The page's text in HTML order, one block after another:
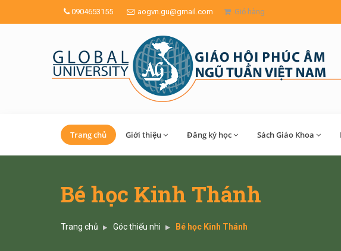
0904653155 aogvn.gu@gmail.com Giỏ hàng
Trang chủ Giới thiệu Đăng ký học Sách Giáo Khoa
Bé học Kinh Thánh
Trang chủ Góc thiếu nhi Bé học Kinh Thánh